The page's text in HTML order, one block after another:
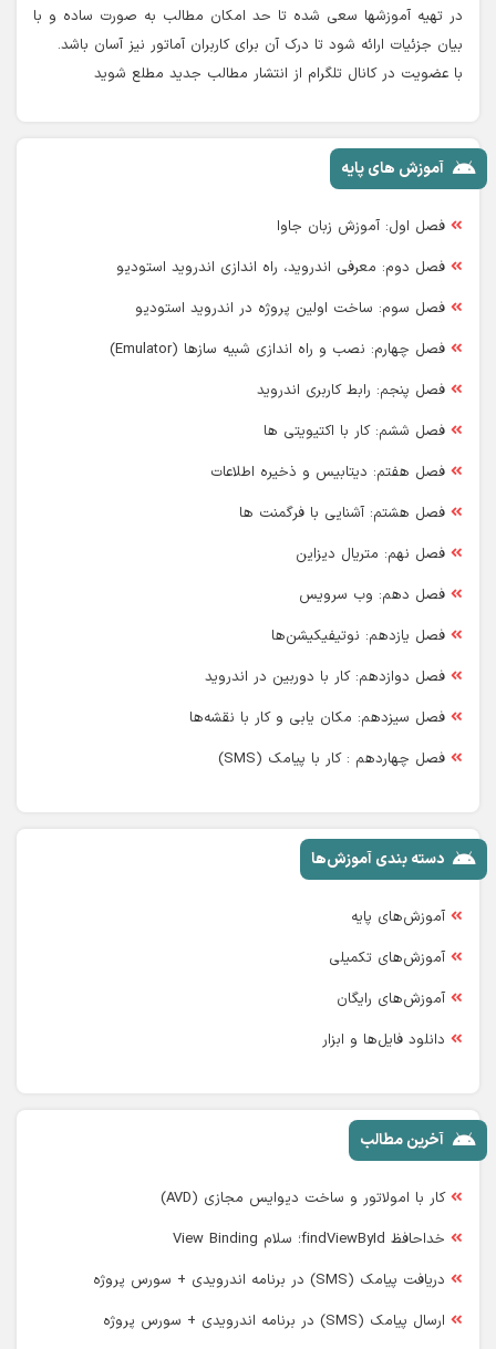
در تهیه آموزشها سعی شده تا حد امکان مطالب به صورت ساده و با
بیان جزئیات ارائه شود تا درک آن برای کاربران آماتور نیز آسان باشد.
با عضویت در کانال تلگرام از انتشار مطالب جدید مطلع شوید
آموزش های پایه
فصل اول: آموزش زبان جاوا
فصل دوم: معرفی اندروید، راه اندازی اندروید استودیو
فصل سوم: ساخت اولین پروژه در اندروید استودیو
فصل چهارم: نصب و راه اندازی شبیه سازها (Emulator)
فصل پنجم: رابط کاربری اندروید
فصل ششم: کار با اکتیویتی ها
فصل هفتم: دیتابیس و ذخیره اطلاعات
فصل هشتم: آشنایی با فرگمنت ها
فصل نهم: متریال دیزاین
فصل دهم: وب سرویس
فصل یازدهم: نوتیفیکیشن‌ها
فصل دوازدهم: کار با دوربین در اندروید
فصل سیزدهم: مکان یابی و کار با نقشه‌ها
فصل چهاردهم : کار با پیامک (SMS)
دسته بندی آموزش‌ها
آموزش‌های پایه
آموزش‌های تکمیلی
آموزش‌های رایگان
دانلود فایل‌ها و ابزار
آخرین مطالب
کار با امولاتور و ساخت دیوایس مجازی (AVD)
خداحافظ findViewById؛ سلام View Binding
دریافت پیامک (SMS) در برنامه اندرویدی + سورس پروژه
ارسال پیامک (SMS) در برنامه اندرویدی + سورس پروژه